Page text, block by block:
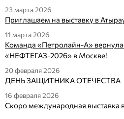
23 марта 2026
Приглашаем на выставку в
11 марта 2026
Команда «Петролайн-А»
«НЕФТЕГАЗ-2026» в Москве!
20 февраля 2026
ДЕНЬ ЗАЩИТНИКА ОТЕЧЕСТВА
16 февраля 2026
Скоро международная выставка